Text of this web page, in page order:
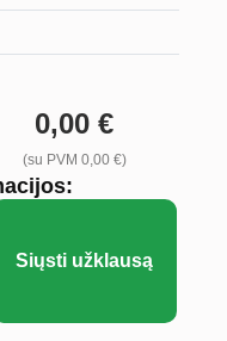
0,00 €
(su PVM 0,00 €)
Siųsti užklausą